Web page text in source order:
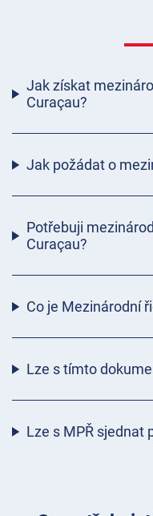
Jak získat
Curaçau?
Jak požádat o
Potřebuji
Curaçau?
Co je Mezinárodní
Lze s tímto
Lze s MPŘ sjednat